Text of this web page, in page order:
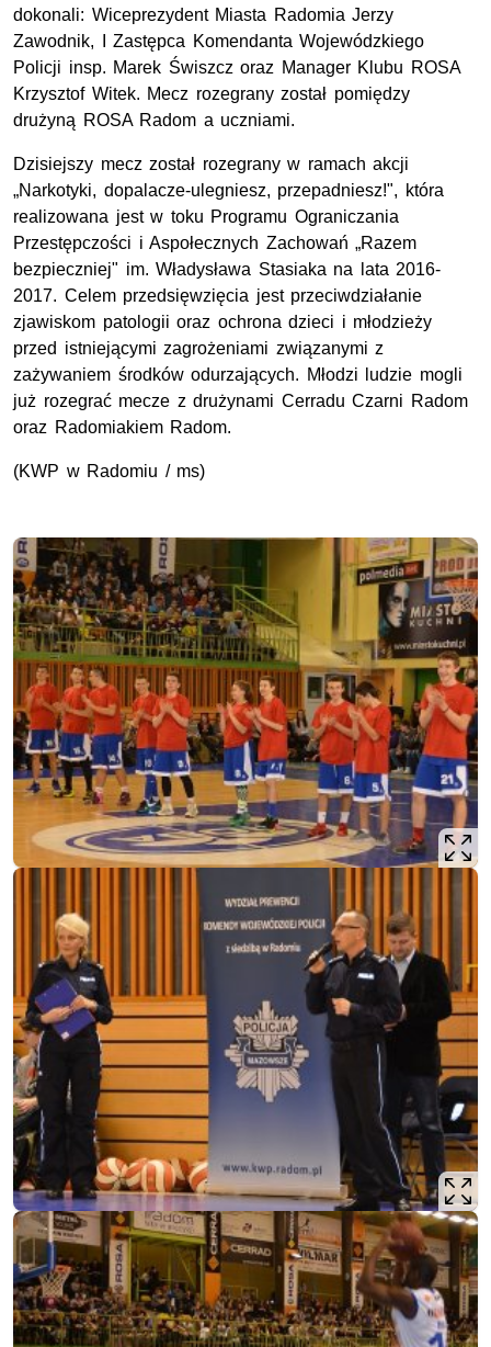
dokonali: Wiceprezydent Miasta Radomia Jerzy
Zawodnik, I Zastępca Komendanta Wojewódzkiego
Policji insp. Marek Świszcz oraz Manager Klubu ROSA
Krzysztof Witek. Mecz rozegrany został pomiędzy
drużyną ROSA Radom a uczniami.
Dzisiejszy mecz został rozegrany w ramach akcji
„Narkotyki, dopalacze-ulegniesz, przepadniesz!", która
realizowana jest w toku Programu Ograniczania
Przestępczości i Aspołecznych Zachowań „Razem
bezpieczniej" im. Władysława Stasiaka na lata 2016-
2017. Celem przedsięwzięcia jest przeciwdziałanie
zjawiskom patologii oraz ochrona dzieci i młodzieży
przed istniejącymi zagrożeniami związanymi z
zażywaniem środków odurzających. Młodzi ludzie mogli
już rozegrać mecze z drużynami Cerradu Czarni Radom
oraz Radomiakiem Radom.
(KWP w Radomiu / ms)